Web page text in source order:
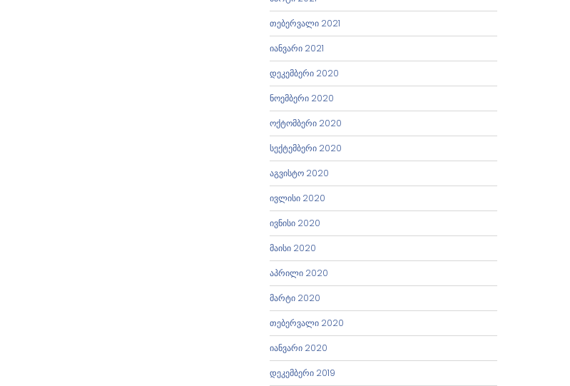
თებერვალი 2021
იანვარი 2021
დეკემბერი 2020
ნოემბერი 2020
ოქტომბერი 2020
სექტემბერი 2020
აგვისტო 2020
ივლისი 2020
ივნისი 2020
მაისი 2020
აპრილი 2020
მარტი 2020
თებერვალი 2020
იანვარი 2020
დეკემბერი 2019